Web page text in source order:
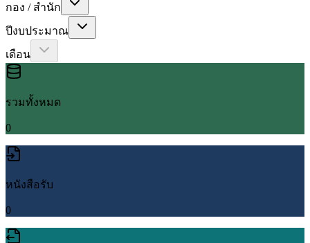
กอง / สำนัก
ปีงบประมาณ
เดือน
รวมทั้งหมด
0
หนังสือรับ
0